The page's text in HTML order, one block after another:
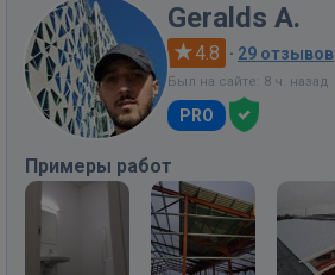
Geralds A.
4.8 · 29 отзывов
Был на сайте: 8 ч. назад
PRO
Примеры работ